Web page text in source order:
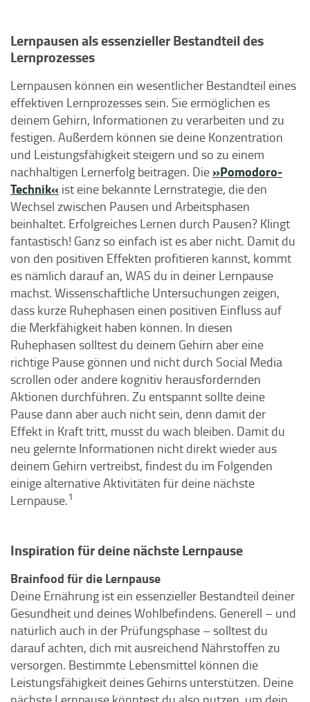
Lernpausen als essenzieller Bestandteil des
Lernprozesses
Lernpausen können ein wesentlicher Bestandteil eines
effektiven Lernprozesses sein. Sie ermöglichen es
deinem Gehirn, Informationen zu verarbeiten und zu
festigen. Außerdem können sie deine Konzentration
und Leistungsfähigkeit steigern und so zu einem
nachhaltigen Lernerfolg beitragen. Die »Pomodoro-
Technik« ist eine bekannte Lernstrategie, die den
Wechsel zwischen Pausen und Arbeitsphasen
beinhaltet. Erfolgreiches Lernen durch Pausen? Klingt
fantastisch! Ganz so einfach ist es aber nicht. Damit du
von den positiven Effekten profitieren kannst, kommt
es nämlich darauf an, WAS du in deiner Lernpause
machst. Wissenschaftliche Untersuchungen zeigen,
dass kurze Ruhephasen einen positiven Einfluss auf
die Merkfähigkeit haben können. In diesen
Ruhephasen solltest du deinem Gehirn aber eine
richtige Pause gönnen und nicht durch Social Media
scrollen oder andere kognitiv herausfordernden
Aktionen durchführen. Zu entspannt sollte deine
Pause dann aber auch nicht sein, denn damit der
Effekt in Kraft tritt, musst du wach bleiben. Damit du
neu gelernte Informationen nicht direkt wieder aus
deinem Gehirn vertreibst, findest du im Folgenden
einige alternative Aktivitäten für deine nächste
Lernpause.1
Inspiration für deine nächste Lernpause
Brainfood für die Lernpause
Deine Ernährung ist ein essenzieller Bestandteil deiner
Gesundheit und deines Wohlbefindens. Generell – und
natürlich auch in der Prüfungsphase – solltest du
darauf achten, dich mit ausreichend Nährstoffen zu
versorgen. Bestimmte Lebensmittel können die
Leistungsfähigkeit deines Gehirns unterstützen. Deine